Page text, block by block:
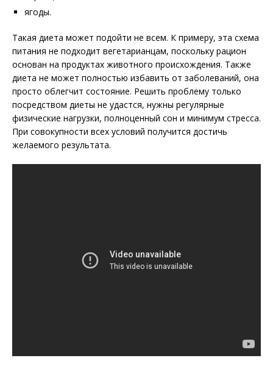
ягоды.
Такая диета может подойти не всем. К примеру, эта схема
питания не подходит вегетарианцам, поскольку рацион
основан на продуктах животного происхождения. Также
диета не может полностью избавить от заболеваний, она
просто облегчит состояние. Решить проблему только
посредством диеты не удастся, нужны регулярные
физические нагрузки, полноценный сон и минимум стресса.
При совокупности всех условий получится достичь
желаемого результата.